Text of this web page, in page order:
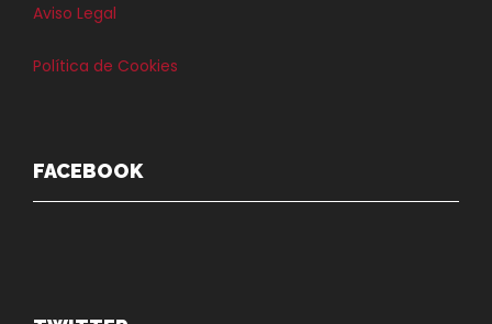
Aviso Legal
Política de Cookies
FACEBOOK